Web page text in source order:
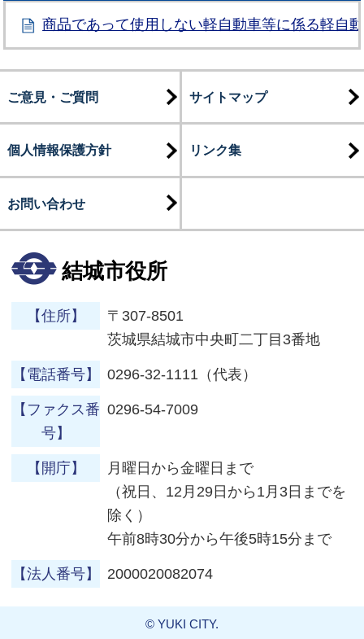
商品であって使用しない軽自動車等に係る軽自
ご意見・ご質問 サイトマップ
個人情報保護方針 リンク集
お問い合わせ
結城市役所
【住所】
〒307-8501
茨城県結城市中央町二丁目3番地
【電話番号】 0296-32-1111（代表）
【ファクス番
号】
0296-54-7009
【開庁】
月曜日から金曜日まで
（祝日、12月29日から1月3日までを
除く）
午前8時30分から午後5時15分まで
【法人番号】 2000020082074
© YUKI CITY.